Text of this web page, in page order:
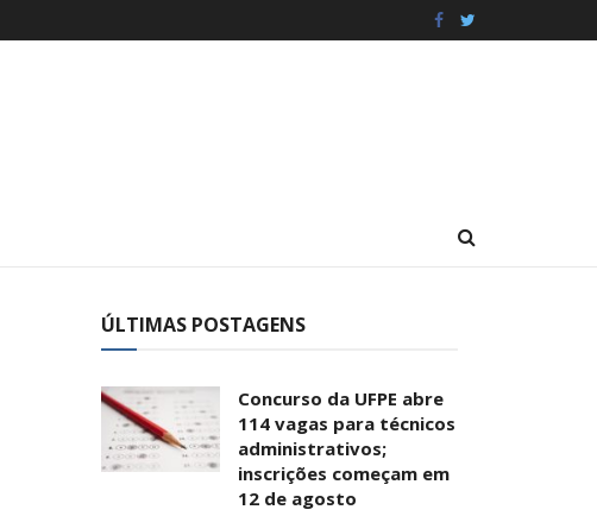
ÚLTIMAS POSTAGENS
Concurso da UFPE abre
114 vagas para técnicos
administrativos;
inscrições começam em
12 de agosto